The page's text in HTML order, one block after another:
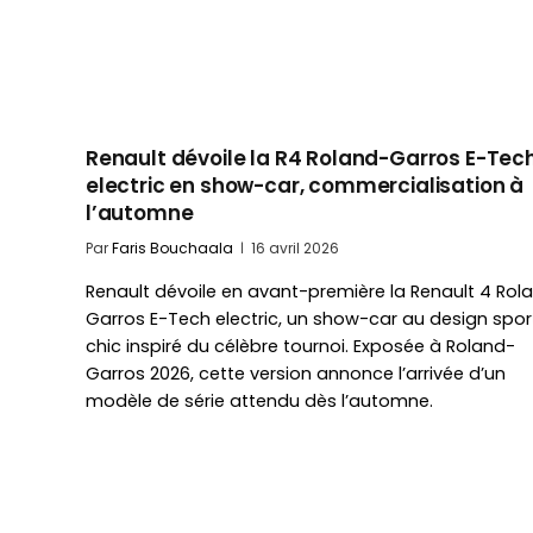
Renault dévoile la R4 Roland-Garros E-
electric en show-car, commercialisation à
l’automne
ParFaris Bouchaala 16 avril 2026
Renault dévoile en avant-première la Renault 4
Garros E-Tech electric, un show-car au design
chic inspiré du célèbre tournoi. Exposée à Roland-
Garros 2026, cette version annonce l’arrivée d’un
modèle de série attendu dès l’automne.